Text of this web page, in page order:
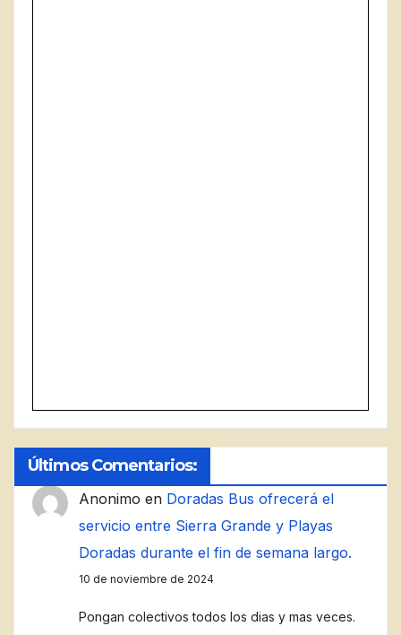
Últimos Comentarios:
Anonimo en Doradas Bus ofrecerá el
servicio entre Sierra Grande y Playas
Doradas durante el fin de semana largo.
10 de noviembre de 2024
Pongan colectivos todos los dias y mas veces.